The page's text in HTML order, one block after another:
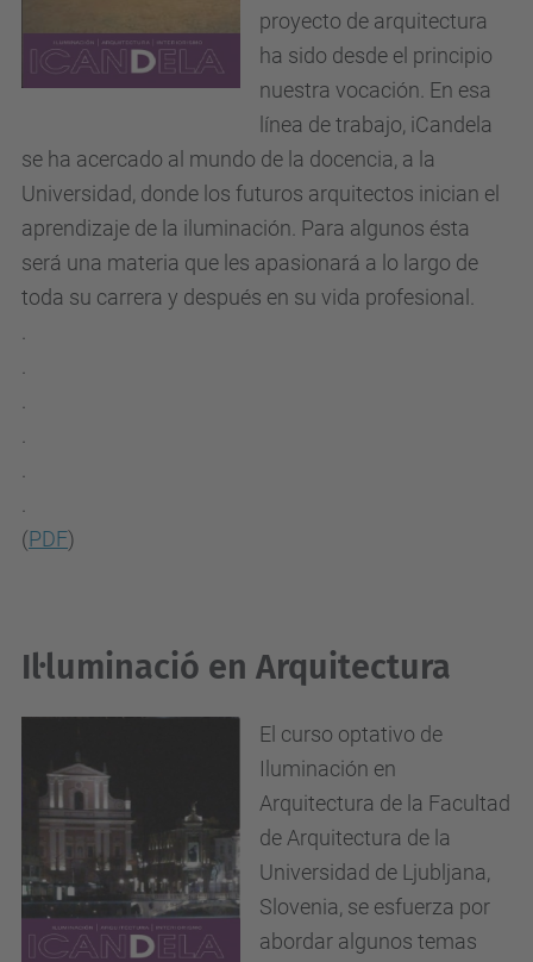
proyecto de arquitectura
ha sido desde el principio
nuestra vocación. En esa
línea de trabajo, iCandela
se ha acercado al mundo de la docencia, a la
Universidad, donde los futuros arquitectos inician el
aprendizaje de la iluminación. Para algunos ésta
será una materia que les apasionará a lo largo de
toda su carrera y después en su vida profesional.
(PDF)
Il·luminació en Arquitectura
El curso optativo de
Iluminación en
Arquitectura de la Facultad
de Arquitectura de la
Universidad de Ljubljana,
Slovenia, se esfuerza por
abordar algunos temas